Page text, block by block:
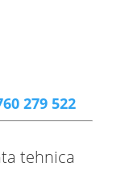
279 522
tehnica